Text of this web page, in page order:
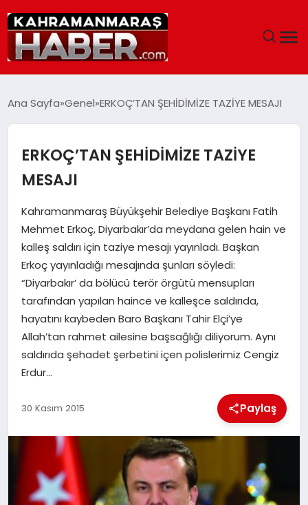
SIYASET
EĞITIM
SAĞLIK
GENEL
SPOR
İLÇE HABERLERI
DÜNYA
İLETIŞIM
YAZARLAR
KÜNYE
Ana Sayfa Genel ERKOÇ’TAN ŞEHİDİMİZE TAZİYE MESAJI
ERKOÇ’TAN ŞEHİDİMİZE TAZİYE
MESAJI
Kahramanmaraş Büyükşehir Belediye Başkanı Fatih
Mehmet Erkoç, Diyarbakır’da meydana gelen hain ve
kalleş saldırı için taziye mesajı yayınladı. Başkan
Erkoç yayınladığı mesajında şunları söyledi:
“Diyarbakır’ da bölücü terör örgütü mensupları
tarafından yapılan haince ve kalleşce saldırıda,
hayatını kaybeden Baro Başkanı Tahir Elçi’ye
Allah’tan rahmet ailesine başsağlığı diliyorum. Aynı
saldırıda şehadet şerbetini içen polislerimiz Cengiz
Erdur…
30 Kasım 2015 Paylaş